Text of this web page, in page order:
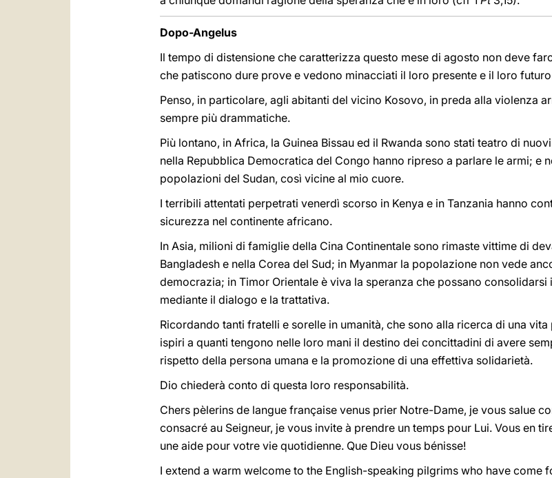
Dopo-Angelus
Il tempo di distensione che caratterizza questo mese di agosto non deve
che patiscono dure prove e vedono minacciati il loro presente e il loro
Penso, in particolare, agli abitanti del vicino Kosovo, in preda alla violenza
sempre più drammatiche.
Più lontano, in Africa, la Guinea Bissau ed il Rwanda sono stati teatro di
nella Repubblica Democratica del Congo hanno ripreso a parlare le armi; e
popolazioni del Sudan, così vicine al mio cuore.
I terribili attentati perpetrati venerdì scorso in Kenya e in Tanzania hanno
sicurezza nel continente africano.
In Asia, milioni di famiglie della Cina Continentale sono rimaste vittime di
Bangladesh e nella Corea del Sud; in Myanmar la popolazione non vede
democrazia; in Timor Orientale è viva la speranza che possano
mediante il dialogo e la trattativa.
Ricordando tanti fratelli e sorelle in umanità, che sono alla ricerca di una
ispiri a quanti tengono nelle loro mani il destino dei concittadini di avere
rispetto della persona umana e la promozione di una effettiva solidarietà.
Dio chiederà conto di questa loro responsabilità.
Chers pèlerins de langue française venus prier Notre-Dame, je vous salue
consacré au Seigneur, je vous invite à prendre un temps pour Lui. Vous en
une aide pour votre vie quotidienne. Que Dieu vous bénisse!
I extend a warm welcome to the English-speaking pilgrims who have come